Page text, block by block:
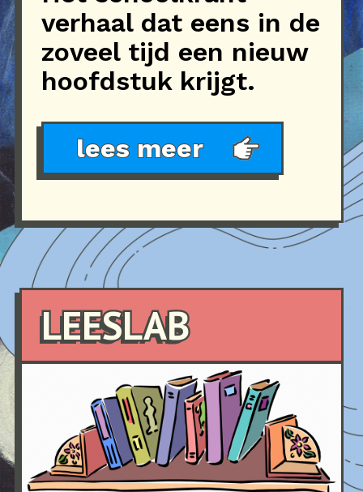
verhaal dat eens in de
zoveel tijd een nieuw
hoofdstuk krijgt.
lees meer
LEESLAB